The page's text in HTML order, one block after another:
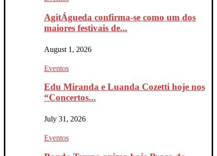
AgitÁgueda confirma-se como um dos
maiores festivais de...
August 1, 2026
Eventos
Edu Miranda e Luanda Cozetti hoje nos
“Concertos...
July 31, 2026
Eventos